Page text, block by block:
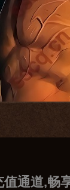
通道,畅